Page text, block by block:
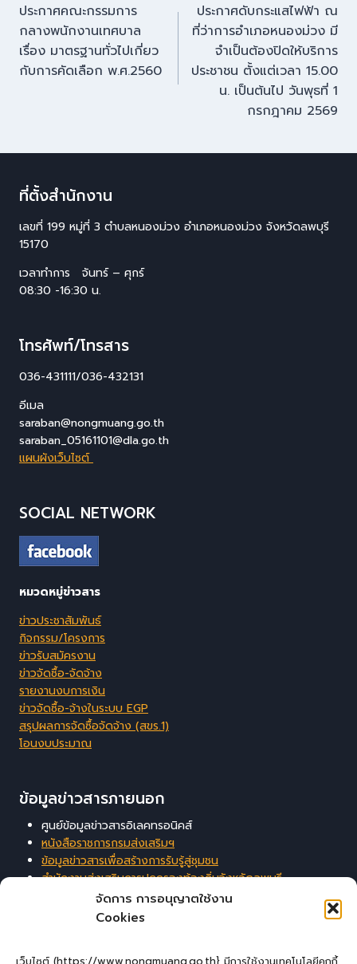
จัดการ การอนุญาตใช้งาน
Cookies
ประกาศคณะกรรมการ
กลางพนักงานเทศบาล
เรื่อง มาตรฐานทั่วไปเกี่ยว
กับการคัดเลือก พ.ศ.2560
ประกาศดับกระแสไฟฟ้า ณ
ที่ว่าการอำเภอหนองม่วง มี
จำเป็นต้องปิดให้บริการ
ประชาชน ตั้งแต่เวลา 15.00
น. เป็นต้นไป วันพุธที่ 1
กรกฎาคม 2569
ที่ตั้งสำนักงาน
เลขที่ 199 หมู่ที่ 3 ตำบลหนองม่วง อำเภอหนองม่วง จังหวัดลพบุรี
15170
เวลาทำการ จันทร์ – ศุกร์
08:30 -16:30 น.
โทรศัพท์/โทรสาร
036-431111/036-432131
อีเมล
saraban@nongmuang.go.th
saraban_05161101@dla.go.th
แผนผังเว็บไซต์
SOCIAL NETWORK
หมวดหมู่ข่าวสาร
ข่าวประชาสัมพันธ์
กิจกรรม/โครงการ
ข่าวรับสมัครงาน
ข่าวจัดซื้อ-จัดจ้าง
รายงานงบการเงิน
ข่าวจัดซื้อ-จ้างในระบบ EGP
สรุปผลการจัดซื้อจัดจ้าง (สขร.1)
โอนงบประมาณ
ข้อมูลข่าวสารภายนอก
ศูนย์ข้อมูลข่าวสารอิเลคทรอนิคส์
หนังสือราชการกรมส่งเสริมฯ
ข้อมูลข่าวสารเพื่อสร้างการรับรู้สู่ชุมชน
สำนักงานส่งเสริมการปกครองท้องถิ่นจังหวัดลพบุรี
ระบบสารสนเทศสนับสนุนการบริหารจัดการของ อปท.
ผู้เยี่ยมชมเว็บไซต์